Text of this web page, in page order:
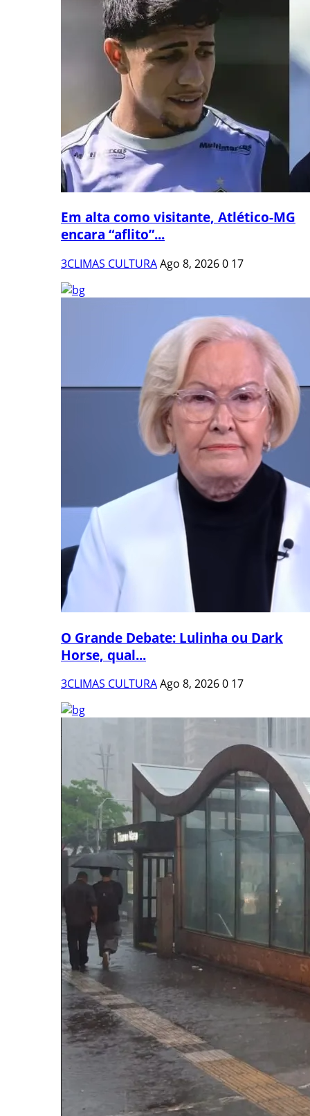
Em alta como visitante, Atlético-MG
encara “aflito”...
3CLIMAS CULTURAAgo 8, 20260 17
O Grande Debate: Lulinha ou Dark
Horse, qual...
3CLIMAS CULTURAAgo 8, 20260 17